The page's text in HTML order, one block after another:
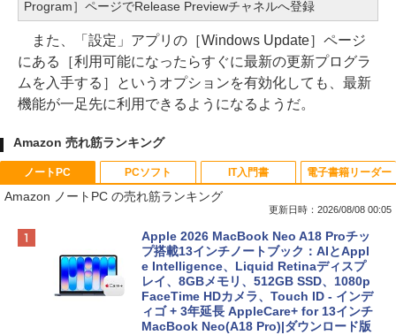
Program］ページでRelease Previewチャネルへ登録
また、「設定」アプリの［Windows Update］ページ
にある［利用可能になったらすぐに最新の更新プログラ
ムを入手する］というオプションを有効化しても、最新
機能が一足先に利用できるようになるようだ。
Amazon 売れ筋ランキング
ノートPC
Amazon ノートPC の売れ筋ランキング
更新日時：2026/08/08 00:05
Apple 2026 MacBook Neo A18 Proチッ
プ搭載13インチノートブック：AIとAppl
e Intelligence、Liquid Retinaディスプ
レイ、8GBメモリ、512GB SSD、1080p
FaceTime HDカメラ、Touch ID - インデ
ィゴ + 3年延長 AppleCare+ for 13インチ
MacBook Neo(A18 Pro)|ダウンロード版
PCソフト IT入門書 電子書籍リーダー